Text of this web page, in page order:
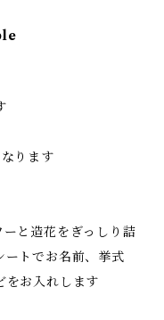
ります
と造花をぎっしり詰
ートでお名前、挙式
をお入れします